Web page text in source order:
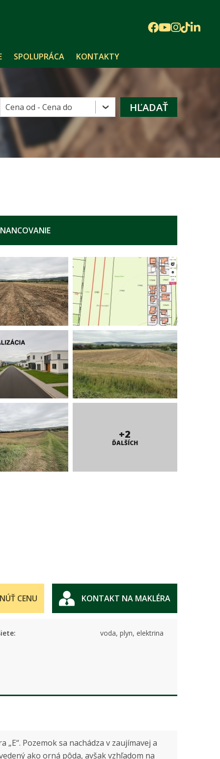
SPOLUPRÁCA KONTAKTY
+2
ĎALŠÍCH
CENU KONTAKT NA MAKLÉRA
voda, plyn, elektrina
Pozemok sa nachádza v zaujímavej a
ako orná pôda, avšak vzhľadom na